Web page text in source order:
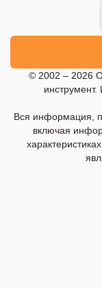
© 2002 – 2026
Вся информация,
включая